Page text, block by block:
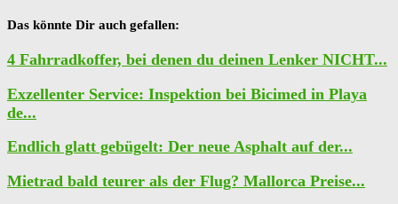
Das könnte Dir auch gefallen:
4 Fahrradkoffer, bei denen du deinen Lenker NICHT...
Exzellenter Service: Inspektion bei Bicimed in Playa
de...
Endlich glatt gebügelt: Der neue Asphalt auf der...
Mietrad bald teurer als der Flug? Mallorca Preise...